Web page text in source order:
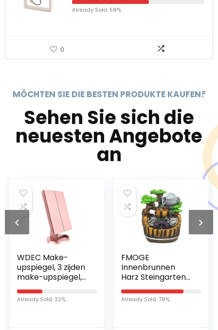
Already Sold: 58%
0
MÖCHTEN SIE DIE BESTEN PRODUKTE KAUFEN?
Sehen Sie sich die
neuesten Angebote
an
WDEC Make-
upspiegel, 3 zijden
make-upspiegel,
tafelspiegel met 21
leds, opvouwbaar,
90 graden
Already Sold: 32%
FMOGE
Innenbrunnen
Harz Steingarten
Brunnen
Dekoration
Wohnzimmer
Already Sold: 78%